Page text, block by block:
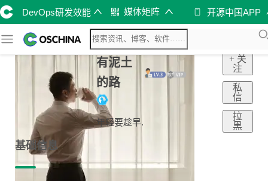
DevOps研发效能 媒体矩阵 开源中国APP
有泥土
的路
年轻要趁早.
+ 关
注
私
信
拉
黑
基础信息